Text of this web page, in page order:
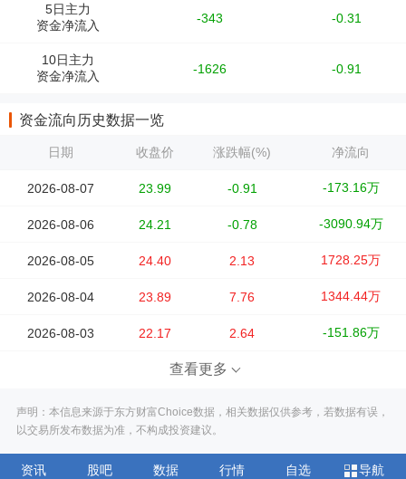
5日主力
资金净流入
-343 -0.31
10日主力
资金净流入
-1626 -0.91
资金流向历史数据一览
日期 收盘价 涨跌幅(%) 净流向
2026-08-07 23.99 -0.91 -173.16万
2026-08-06 24.21 -0.78 -3090.94万
2026-08-05 24.40 2.13 1728.25万
2026-08-04 23.89 7.76 1344.44万
2026-08-03 22.17 2.64 -151.86万
查看更多
声明：本信息来源于东方财富Choice数据，相关数据仅供参考，若数据有误，
以交易所发布数据为准，不构成投资建议。
资讯 股吧 数据 行情 自选 导航